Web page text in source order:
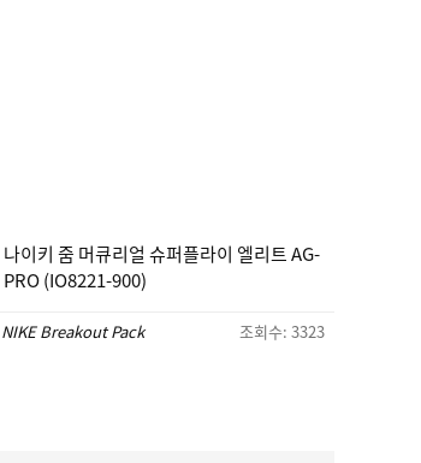
나이키 줌 머큐리얼 슈퍼플라이 엘리트 AG-
PRO (IO8221-900)
NIKE Breakout Pack 조회수: 3323